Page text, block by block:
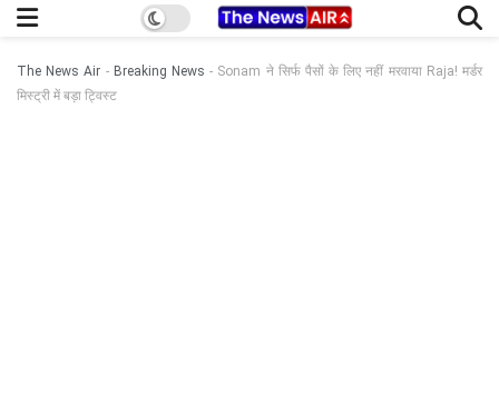
The News Air - Breaking News - Sonam ने सिर्फ पैसों के लिए नहीं मरवाया Raja! मर्डर
मिस्ट्री में बड़ा ट्विस्ट